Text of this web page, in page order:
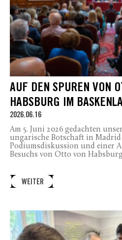
AUF DEN SPUREN VON
HABSBURG IM
2026.06.16
Am 5. Juni 2026 gedachten
ungarische Botschaft in
Podiumsdiskussion und einer
Besuchs von Otto von
WEITER